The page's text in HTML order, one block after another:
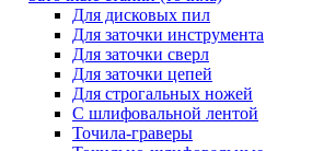
Для дисковых пил
Для заточки инструмента
Для заточки сверл
Для заточки цепей
Для строгальных ножей
С шлифовальной лентой
Точила-граверы